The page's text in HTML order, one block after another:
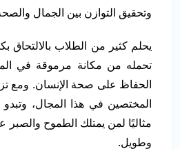
وتحقيق التوازن بين الجمال
يحلم كثير من الطلاب بالالتحاق
تحمله من مكانة مرموقة في
الحفاظ على صحة الإنسان. ومع
المختصين في هذا المجال،
مثاليًا لمن يمتلك الطموح
وطويل.